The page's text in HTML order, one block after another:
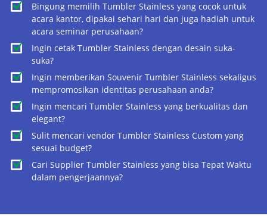
Bingung memilih Tumbler Stainless yang cocok untuk
acara kantor, dipakai sehari hari dan juga hadiah untuk
acara seminar perusahaan?
Ingin cetak Tumbler Stainless dengan desain suka-
suka?
Ingin memberikan Souvenir Tumbler Stainless sekaligus
mempromosikan identitas perusahaan anda?
Ingin mencari Tumbler Stainless yang berkualitas dan
elegant?
Sulit mencari vendor Tumbler Stainless Custom yang
sesuai budget?
Cari Supplier Tumbler Stainless yang bisa Tepat Waktu
dalam pengerjaannya?